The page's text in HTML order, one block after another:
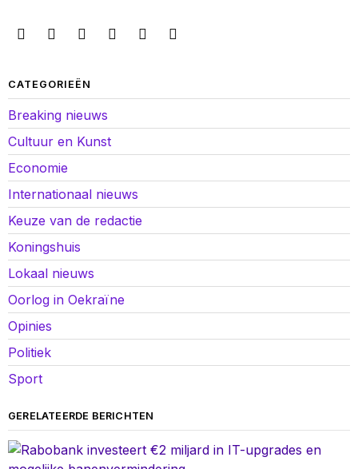
CATEGORIEËN
Breaking nieuws
Cultuur en Kunst
Economie
Internationaal nieuws
Keuze van de redactie
Koningshuis
Lokaal nieuws
Oorlog in Oekraïne
Opinies
Politiek
Sport
GERELATEERDE BERICHTEN